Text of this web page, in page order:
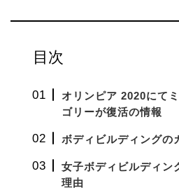
目次
オリンピア 2020にて
ゴリーが復活の情報
ボディビルディングの
女子ボディビルディン
理由